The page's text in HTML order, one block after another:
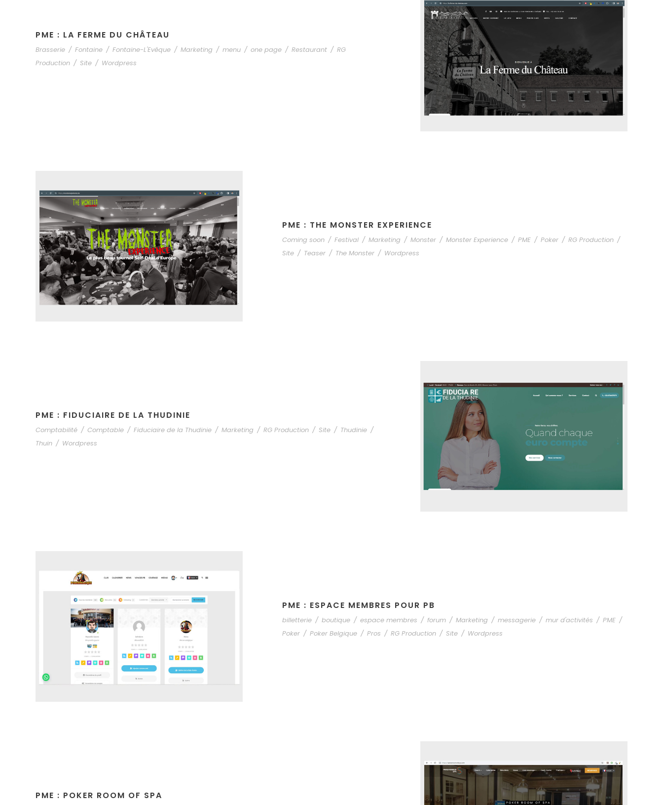
PME : LA FERME DU CHÂTEAU
Brasserie / Fontaine / Fontaine-L'Evêque / Marketing / menu / one page / Restaurant / RG
Production / Site / Wordpress
PME : THE MONSTER EXPERIENCE
Coming soon / Festival / Marketing / Monster / Monster Experience / PME / Poker / RG Production /
Site / Teaser / The Monster / Wordpress
PME : FIDUCIAIRE DE LA THUDINIE
Comptabilité / Comptable / Fiduciaire de la Thudinie / Marketing / RG Production / Site / Thudinie /
Thuin / Wordpress
PME : ESPACE MEMBRES POUR PB
billetterie / boutique / espace membres / forum / Marketing / messagerie / mur d'activités / PME /
Poker / Poker Belgique / Pros / RG Production / Site / Wordpress
PME : POKER ROOM OF SPA